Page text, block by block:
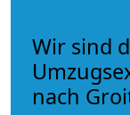
Wir sind
nach